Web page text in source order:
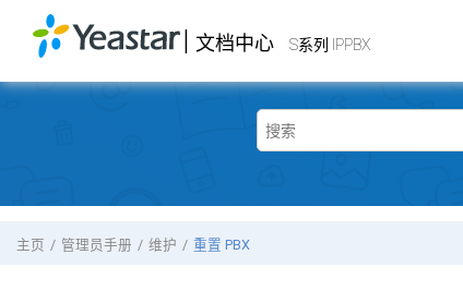
跳转到主要内容
文档中心 S系列 IPPBX
YeastarS系列 IPPBX- 文档中心
主页 管理员手册 维护 重置 PBX